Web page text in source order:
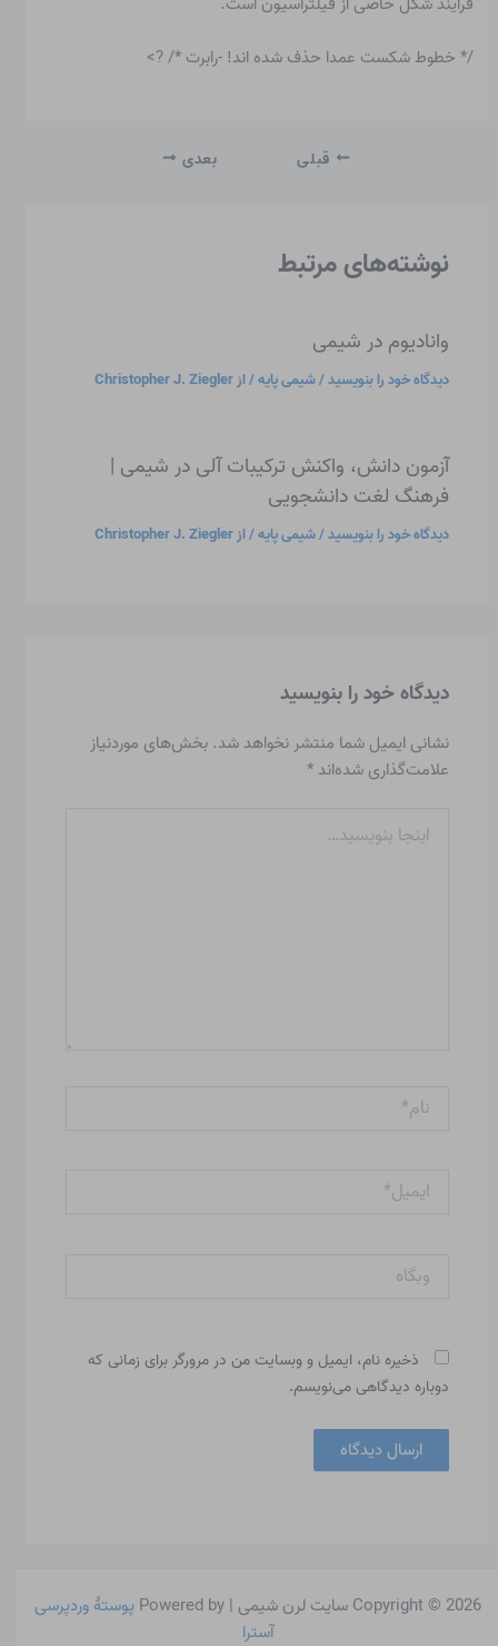
/* خطوط شکست عمدا حذف شده اند! -رابرت */ ?>
قبلی بعدی
نوشته‌های مرتبط
وانادیوم در شیمی
دیدگاه‌ خود را بنویسید/شیمی پایه/ از Christopher J. Ziegler
آزمون دانش، واکنش ترکیبات آلی در شیمی |
فرهنگ لغت دانشجویی
دیدگاه‌ خود را بنویسید/شیمی پایه/ از Christopher J. Ziegler
دیدگاه‌ خود را بنویسید
نشانی ایمیل شما منتشر نخواهد شد. بخش‌های موردنیاز
علامت‌گذاری شده‌اند*
بنویسید…
ایمیل*
ذخیره نام، ایمیل و وبسایت من در مرورگر برای زمانی که
دوباره دیدگاهی می‌نویسم.
Copyright © 2026 سایت لرن شیمی | Powered by
پوستهٔ وردپرسی
آسترا